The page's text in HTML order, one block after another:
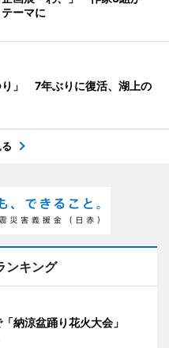
テーマに
り」 7年ぶりに復活、湖上の
ンキング
「納涼盆踊り花火大会」